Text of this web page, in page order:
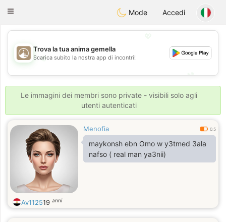
ahebik
Toggle
Mode Accedi
💖
💕
Trova la tua anima gemella
Scarica subito la nostra app di incontri!
Le immagini dei membri sono private - visibili solo agli
utenti autenticati
Menofia 0.5
maykonsh ebn Omo w y3tmed 3ala
nafso ( real man ya3nii)
Av112519 anni